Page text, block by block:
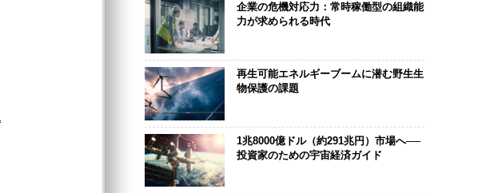
企業の危機対応力：常時稼働型の組織能
力が求められる時代
再生可能エネルギーブームに潜む野生生
物保護の課題
1兆8000億ドル（約291兆円）市場へ──
投資家のための宇宙経済ガイド